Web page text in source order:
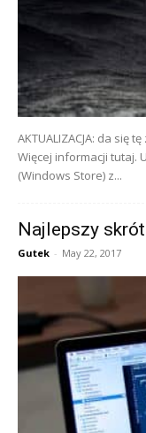
AKTUALIZACJA: da się
Więcej informacji tutaj.
(Windows Store) z...
Najlepszy
Gutek - May 22, 2017